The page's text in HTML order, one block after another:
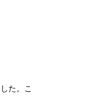
た。こ